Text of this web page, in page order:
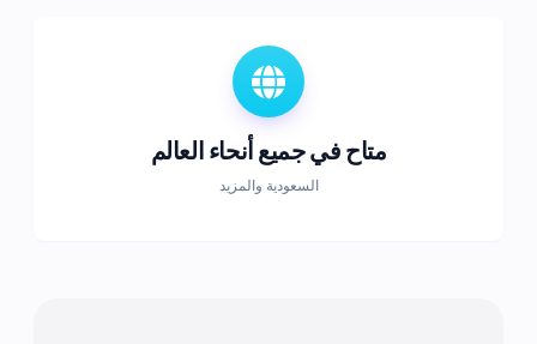
متاح في جميع أنحاء العالم
السعودية والمزيد